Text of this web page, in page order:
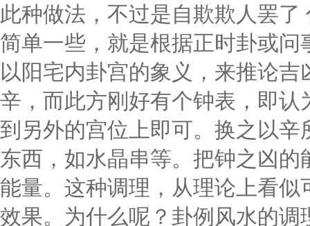
此种做法，不过是自欺欺人罢
简单一些，就是根据正时卦或问
以阳宅内卦宫的象义，来推论吉
辛，而此方刚好有个钟表，即认
到另外的宫位上即可。换之以辛
东西，如水晶串等。把钟之凶
能量。这种调理，从理论上看似
效果。为什么呢？卦例风水的调